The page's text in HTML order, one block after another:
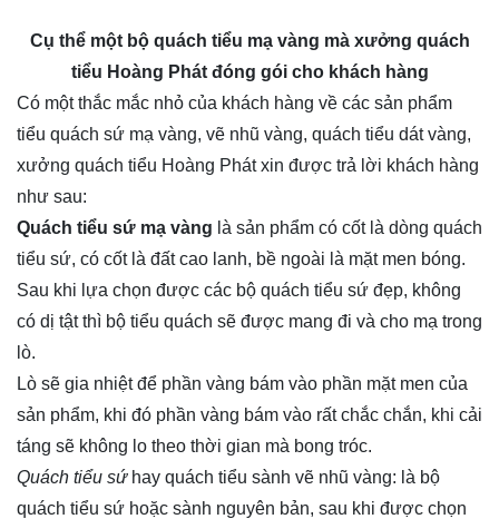
Cụ thể một bộ quách tiểu mạ vàng mà xưởng quách
tiểu Hoàng Phát đóng gói cho khách hàng
Có một thắc mắc nhỏ của khách hàng về các sản phẩm
tiểu quách sứ mạ vàng, vẽ nhũ vàng, quách tiểu dát vàng,
xưởng quách tiểu Hoàng Phát xin được trả lời khách hàng
như sau:
Quách tiểu sứ mạ vàng là sản phẩm có cốt là dòng quách
tiểu sứ, có cốt là đất cao lanh, bề ngoài là mặt men bóng.
Sau khi lựa chọn được các bộ quách tiểu sứ đẹp, không
có dị tật thì bộ tiểu quách sẽ được mang đi và cho mạ trong
lò.
Lò sẽ gia nhiệt để phần vàng bám vào phần mặt men của
sản phẩm, khi đó phần vàng bám vào rất chắc chắn, khi cải
táng sẽ không lo theo thời gian mà bong tróc.
Quách tiểu sứhay quách tiểu sành vẽ nhũ vàng: là bộ
quách tiểu sứ hoặc sành nguyên bản, sau khi được chọn